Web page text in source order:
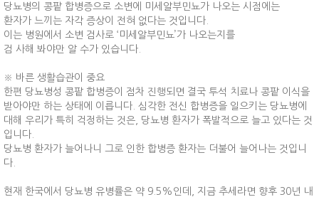
당뇨병의 콩팥 합병증으로 소변에 미세알부민뇨가 나오는 시점에는
환자가 느끼는 자각 증상이 전혀 없다는 것입니다.
이는 병원에서 소변 검사로 ‘미세알부민뇨’가 나오는지를
검 사해 봐야만 알 수가 있습니다.
※ 바른 생활습관이 중요
한편 당뇨병성 콩팥 합병증이 점차 진행되면 결국 투석 치료나 콩팥 이식을
받아야만 하는 상태에 이릅니다. 심각한 전신 합병증을 일으키는 당뇨병에
대해 우리가 특히 걱정하는 것은, 당뇨병 환자가 폭발적으로 늘고 있다는 것
입니다.
당뇨병 환자가 늘어나니 그로 인한 합병증 환자는 더불어 늘어나는 것입니
다.
현재 한국에서 당뇨병 유병률은 약 9.5%인데, 지금 추세라면 향후 30년 내